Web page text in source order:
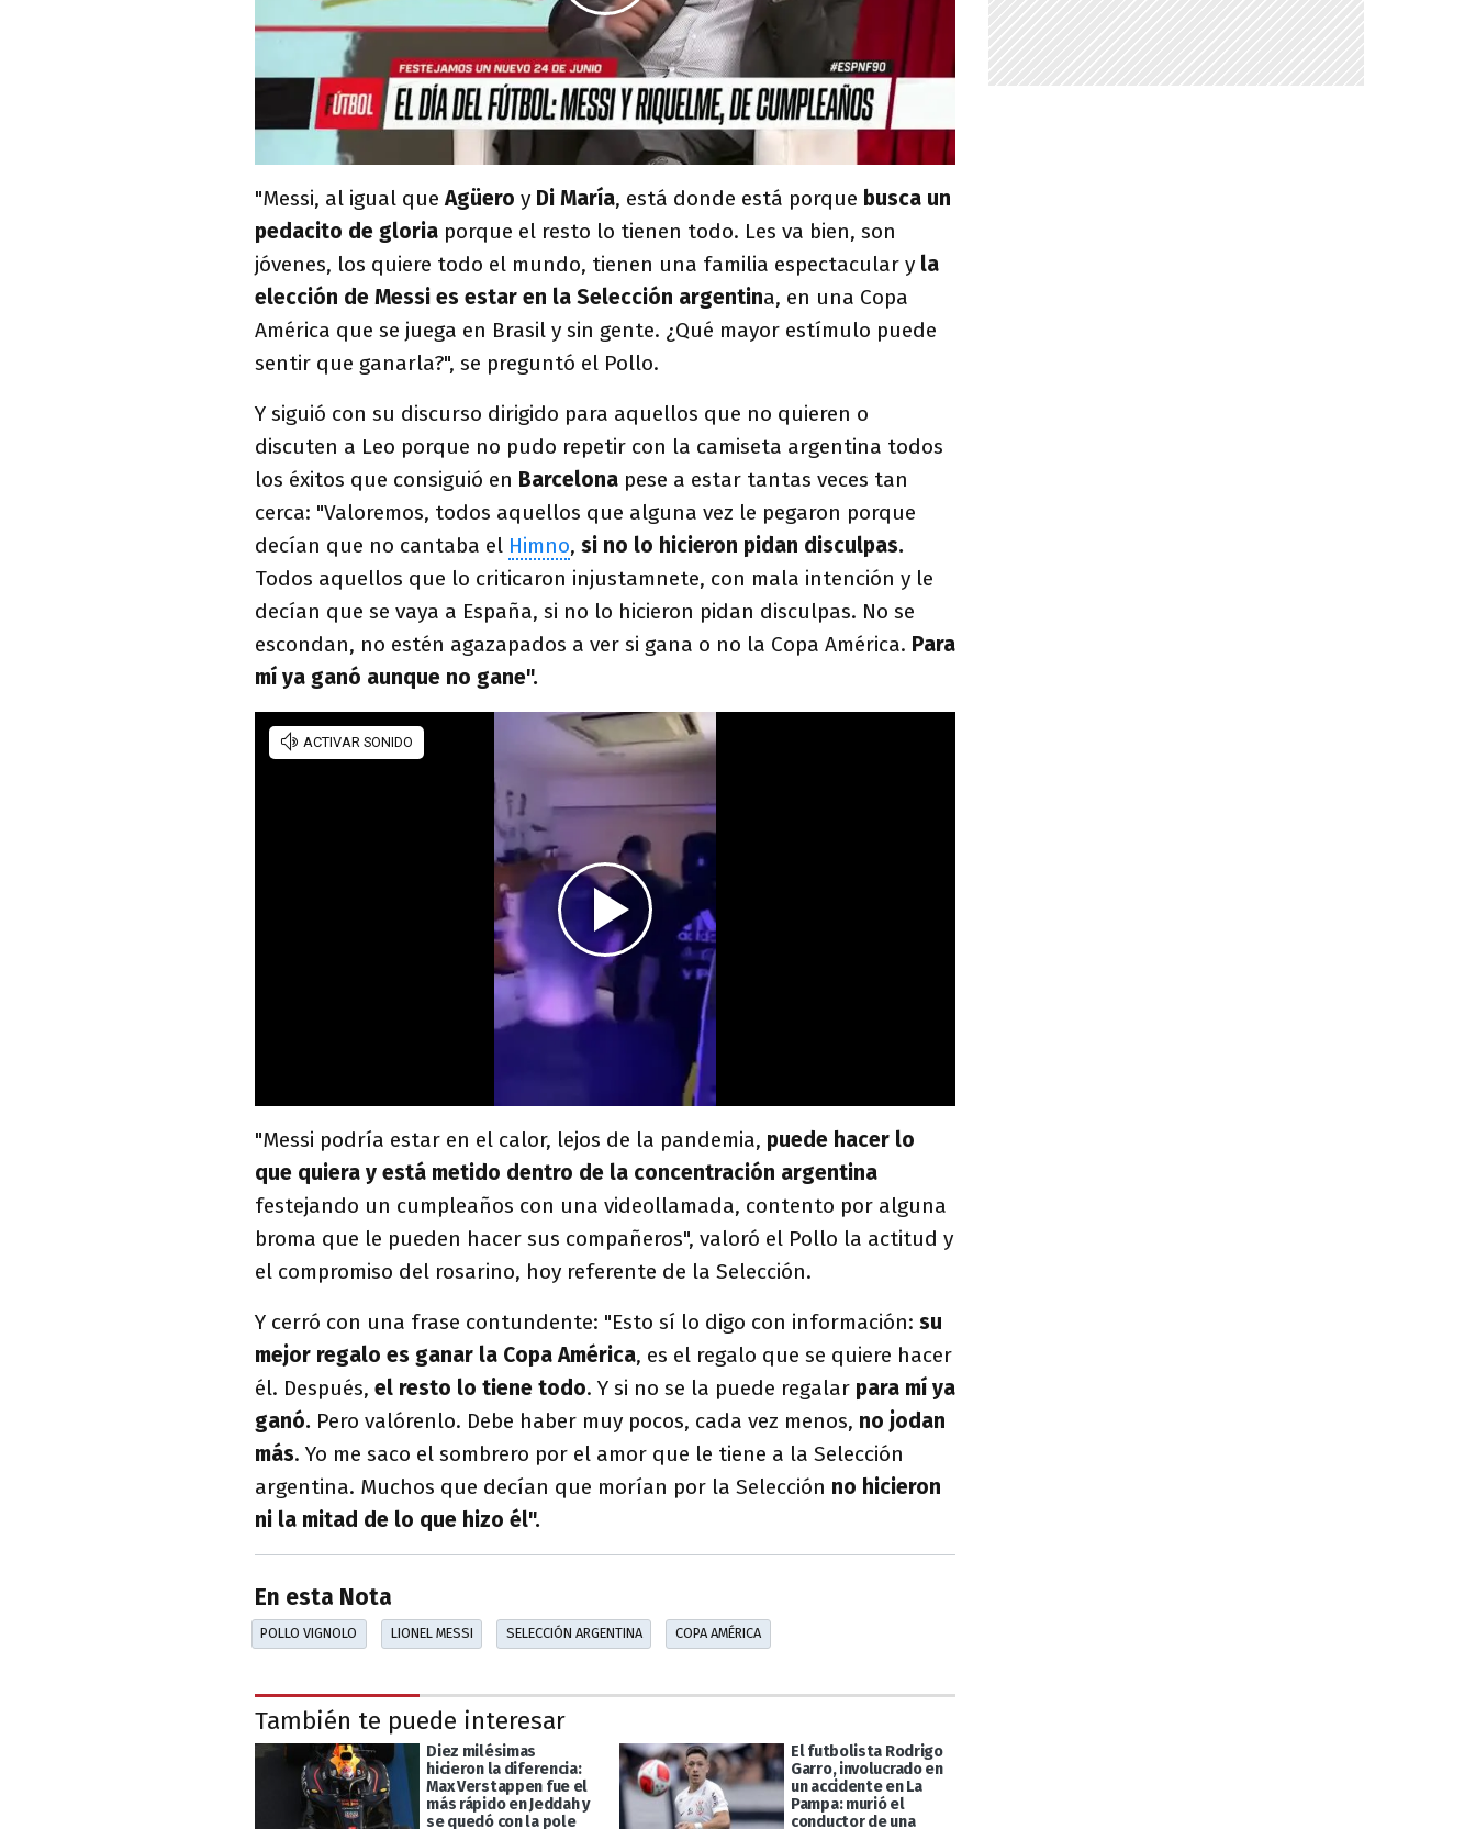
"Messi, al igual queAgüero y Di María, está donde está porque busca un
pedacito de gloria porque el resto lo tienen todo. Les va bien, son
jóvenes, los quiere todo el mundo, tienen una familia espectacular y la
elección de Messi es estar en la Selección argentina, en una Copa
América que se juega en Brasil y sin gente. ¿Qué mayor estímulo puede
sentir que ganarla?", se preguntó el Pollo.
Y siguió con su discurso dirigido para aquellos que no quieren o
discuten a Leo porque no pudo repetir con la camiseta argentina todos
los éxitos que consiguió en Barcelona pese a estar tantas veces tan
cerca: "Valoremos, todos aquellos que alguna vez le pegaron porque
decían que no cantaba el Himno, si no lo hicieron pidan disculpas.
Todos aquellos que lo criticaron injustamnete, con mala intención y le
decían que se vaya a España, si no lo hicieron pidan disculpas. No se
escondan, no estén agazapados a ver si gana o no la Copa América. Para
mí ya ganó aunque no gane".
"Messi podría estar en el calor, lejos de la pandemia, puede hacer lo
que quiera y está metido dentro de la concentración argentina
festejando un cumpleaños con una videollamada, contento por alguna
broma que le pueden hacer sus compañeros", valoró el Pollo la actitud y
el compromiso del rosarino, hoy referente de la Selección.
Y cerró con una frase contundente: "Esto sí lo digo con información: su
mejor regalo es ganar la Copa América, es el regalo que se quiere hacer
él. Después, el resto lo tiene todo. Y si no se la puede regalar para mí ya
ganó. Pero valórenlo. Debe haber muy pocos, cada vez menos, no jodan
más. Yo me saco el sombrero por el amor que le tiene a la Selección
argentina. Muchos que decían que morían por la Selección no hicieron
ni la mitad de lo que hizo él".
En esta Nota
POLLO VIGNOLO LIONEL MESSI SELECCIÓN ARGENTINA COPA AMÉRICA
También te puede interesar
Diez milésimas
hicieron la diferencia:
Max Verstappen fue el
más rápido en Jeddah y
se quedó con la pole
El futbolista Rodrigo
Garro, involucrado en
un accidente en La
Pampa: murió el
conductor de una